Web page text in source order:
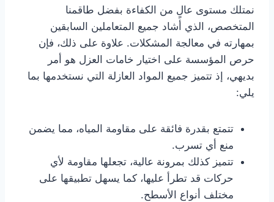
نمتلك مستوى عالٍ من الكفاءة بفضل طاقمنا
المتخصص، الذي أشاد جميع المتعاملين السابقين
بمهارته في معالجة المشكلات. علاوة على ذلك، فإن
حرص المؤسسة على اختيار خامات العزل هو أمر
بديهي، إذ تتميز جميع المواد العازلة التي نستخدمها بما
يلي:
تتمتع بقدرة فائقة على مقاومة المياه، مما يضمن
منع أي تسرب.
تتميز كذلك بمرونة عالية، تجعلها مقاومة لأي
حركات قد تطرأ عليها، كما يسهل تطبيقها على
مختلف أنواع الأسطح.